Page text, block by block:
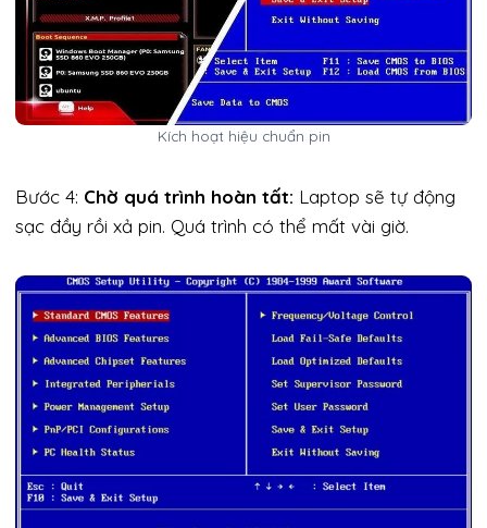
Kích hoạt hiệu chuẩn pin
Bước 4: Chờ quá trình hoàn tất: Laptop sẽ tự động
sạc đầy rồi xả pin. Quá trình có thể mất vài giờ.